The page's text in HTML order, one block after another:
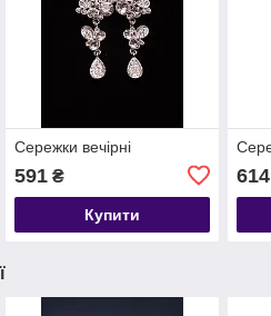
Сережки вечірні
591₴
Купити
614